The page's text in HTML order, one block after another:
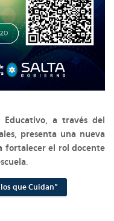
Educativo, a través del
presenta una nueva
fortalecer el rol docente
que Cuidan"